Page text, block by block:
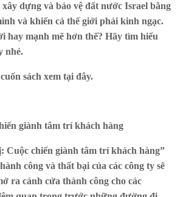
dựng và bảo vệ đất nước Israel bằng
và khiến cả thế giới phải kinh ngạc.
hay mạnh mẽ hơn thế? Hãy tìm hiểu
nhé.
sách xem tại đây.
giành tâm trí khách hàng
Cuộc chiến giành tâm trí khách hàng”
công và thất bại của các công ty sẽ
ra cánh cửa thành công cho các